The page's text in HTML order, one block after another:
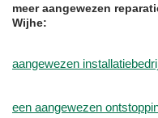
meer aangewezen
Wijhe:
aangewezen
een aangewezen